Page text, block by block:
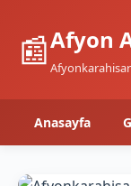
📰Afyon
Anasayfa